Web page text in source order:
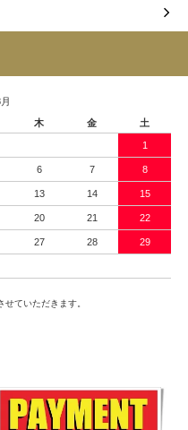
木 金 土
1
6 7 8
13 14 15
20 21 22
27 28 29
ていただきます。